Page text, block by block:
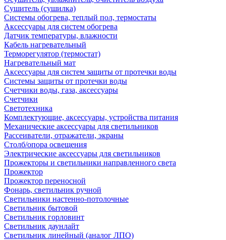
Сушитель (сушилка)
Системы обогрева, теплый пол, термостаты
Аксессуары для систем обогрева
Датчик температуры, влажности
Кабель нагревательный
Терморегулятор (термостат)
Нагревательный мат
Аксессуары для систем защиты от протечки воды
Системы защиты от протечки воды
Счетчики воды, газа, аксессуары
Счетчики
Светотехника
Комплектующие, аксессуары, устройства питания
Механические аксессуары для светильников
Рассеиватели, отражатели, экраны
Столб/опора освещения
Электрические аксессуары для светильников
Прожекторы и светильники направленного света
Прожектор
Прожектор переносной
Фонарь, светильник ручной
Светильники настенно-потолочные
Светильник бытовой
Светильник горловинт
Светильник даунлайт
Светильник линейный (аналог ЛПО)